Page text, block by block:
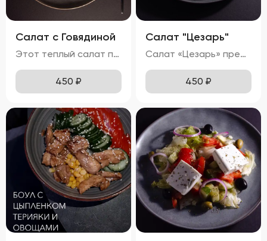
Салат с Говядиной
Этот теплый салат поражает своим сочетанием вкусов и ароматов. Кусочки сочной говядины гармонично дополняются мягкими ломтиками баклажанов и спелых помидоров. Равномерно распределённый по поверхности сыра мармезан придаёт блюду изысканную пикантность. Вкус салата насыщен теплом, где каждая составляющая играет свою роль: солоноватая говядина, кислинка помидоров и пряная нотка баклажанов создают идеальный баланс. Ароматы жареной говядины и баклажанов наполняют блюдо особым шармом. Консистенция салата остаётся мягкой благодаря нежному мясу и тушеным овощам, при этом плавленный сыр мармезан добавляет приятного сливочного оттенка.
450 ₽
Салат "Цезарь"
Салат «Цезарь» представляет собой гармоничное сочетание свежих ингредиентов, создающих неповторимый вкусовой ансамбль. Ярко-зелёные листья салата формируют основу блюда, дополняясь сочными красными помидорами черри и золотистыми гренками. Тонкий слой пармезана равномерно покрывает салат, придавая ему пикантность. Вкусовая палитра раскрывается легким вкусом с нотками чеснока и лимона, а куриное филе добавляет блюду нежную структуру и насыщенный аромат. Помидоры черри радуют своей сладостью и сочностью, подчеркивая свежесть всего салата. Хрустящие гренки завершают композицию, добавляя приятную текстуру. Аромат блюда сочетает в себе свежие ноты зелени, чесночную остроту и теплые оттенки куриного мяса.
450 ₽